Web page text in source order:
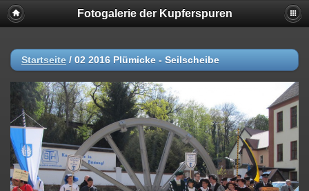
Fotogalerie der Kupferspuren
Startseite / 02 2016 Plümicke - Seilscheibe